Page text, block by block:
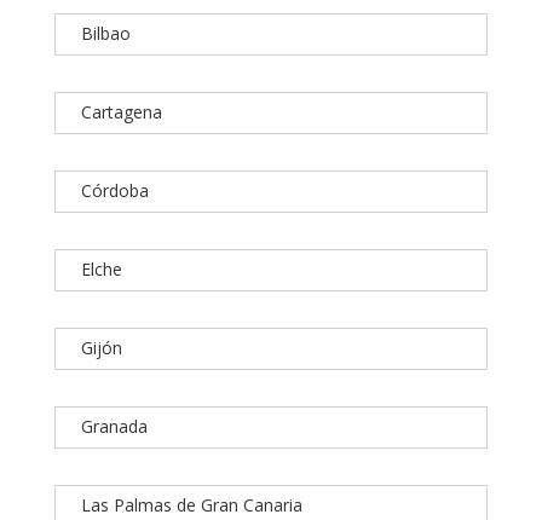
Bilbao
Cartagena
Córdoba
Elche
Gijón
Granada
Las Palmas de Gran Canaria